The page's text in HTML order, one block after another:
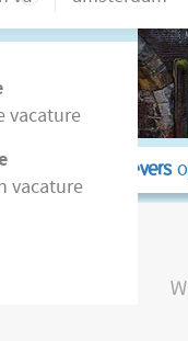
direct bij werkgevers
vacature
vacature